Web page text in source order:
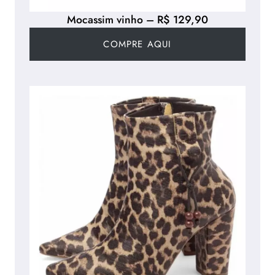
Mocassim vinho – R$ 129,90
COMPRE AQUI